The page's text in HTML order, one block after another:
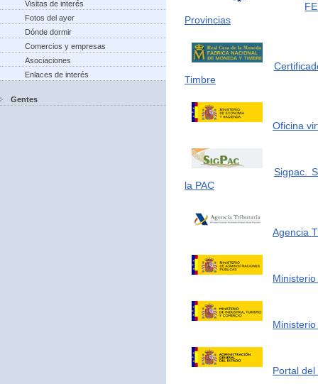
Visitas de interés
Fotos del ayer
Dónde dormir
Comercios y empresas
Asociaciones
Enlaces de interés
Gentes
Provincias
Timbre
Oficina
Sigpac.
la PAC
Agencia
Portal